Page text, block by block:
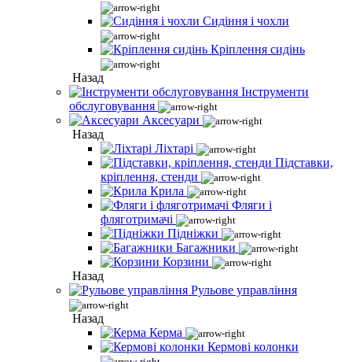
Сидіння і чохли
Кріплення сидінь
Назад
Інструменти
обслуговування
Аксесуари
Назад
Ліхтарі
Підставки,
кріплення, стенди
Крила
Фляги і
фляготримачі
Підніжки
Багажники
Корзини
Назад
Рульове управління
Назад
Керма
Кермові колонки